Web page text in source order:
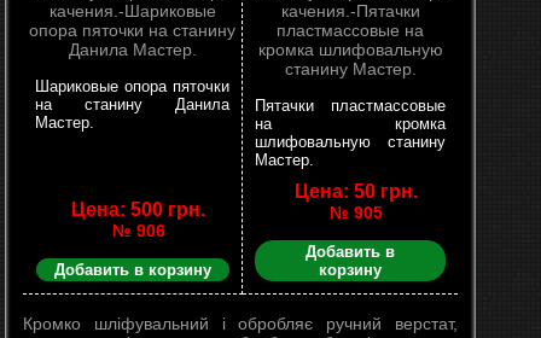
Шариковые опора пяточки
на станину Данила
Мастер.
Цена: 500 грн.
№ 906
Добавить в корзину
Пятачки пластмассовые
на кромка
шлифовальную станину
Мастер.
Цена: 50 грн.
№ 905
Добавить в
корзину
Кромко шліфувальний і обробляє ручний верстат,